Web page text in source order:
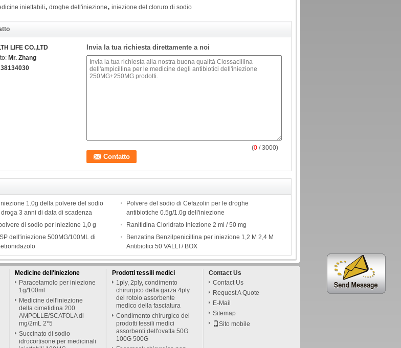
iniettabili, droghe dell'iniezione, iniezione del cloruro di sodio
LIFE CO.,LTD
Mr. Zhang
Invia la tua richiesta direttamente a noi
(0 / 3000)
1.0g della polvere del sodio
3 anni di data di scadenza
Polvere del sodio di Cefazolin per le droghe
antibiotiche 0.5g/1.0g dell'iniezione
di sodio per iniezione 1,0 g
Ranitidina Cloridrato Iniezione 2 ml / 50 mg
dell'iniezione 500MG/100ML di
Benzatina Benzilpenicillina per iniezione 1,2 M 2,4 M
Antibiotici 50 VALLI / BOX
Medicine dell'iniezione
Paracetamolo per iniezione
1g/100ml
Medicine dell'iniezione
della cimetidina 200
AMPOLLE/SCATOLA di
mg/2mL 2*5
Succinato di sodio
idrocortisone per medicinali
Prodotti tessili medici
1ply, 2ply, condimento
chirurgico della garza 4ply
del rotolo assorbente
medico della fasciatura
Condimento chirurgico dei
prodotti tessili medici
assorbenti dell'ovatta 50G
100G 500G
Contact Us
Contact Us
Request A Quote
E-Mail
Sitemap
Sito mobile